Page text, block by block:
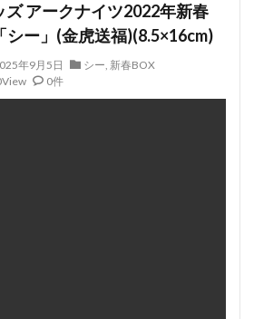
アークナイツ2022年新春
シー」(金虎送福)(8.5×16cm)
年9月5日 シー, 新春BOX
0件